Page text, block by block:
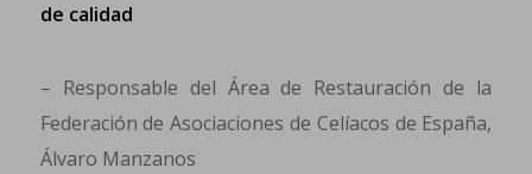
de calidad
– Responsable del Área de Restauración de la
Federación de Asociaciones de Celíacos de España,
Álvaro Manzanos